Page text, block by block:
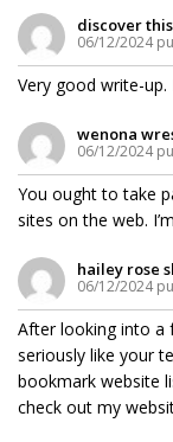
discover
06/12/2024
Very good write-
wenona
06/12/2024
You ought to take
sites on the web.
hailey rose
06/12/2024
After looking into a
seriously like your
bookmark website
check out my